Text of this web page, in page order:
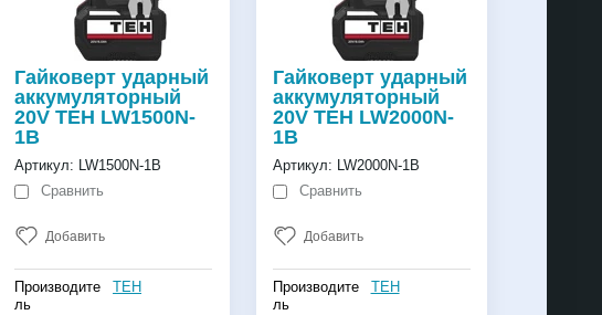
Гайковерт ударный
аккумуляторный
20V TEH LW1500N-
1B
Артикул: LW1500N-1B
Сравнить
Добавить
Производите
ль
TEH
Гайковерт ударный
аккумуляторный
20V TEH LW2000N-
1B
Артикул: LW2000N-1B
Сравнить
Добавить
Производите
ль
TEH